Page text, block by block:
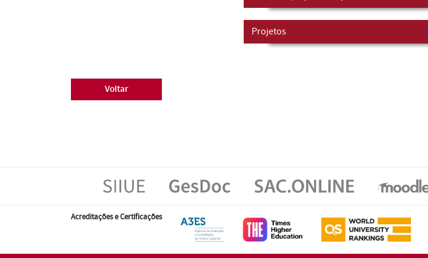
Projetos
Voltar
Acreditações e Certificações